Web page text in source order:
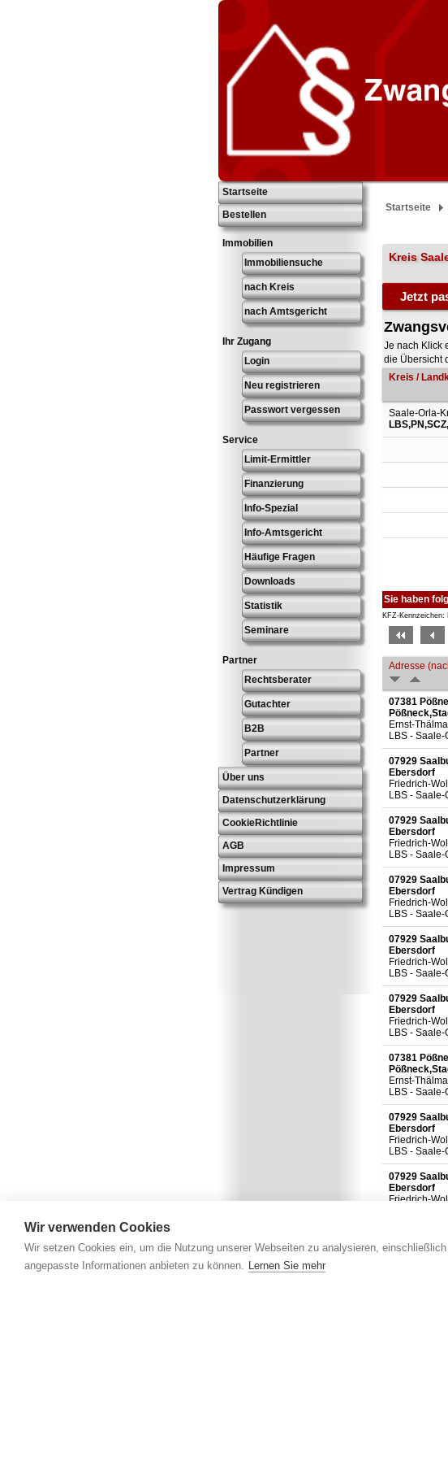
Wir verwenden Cookies
Wir setzen Cookies ein, um die Nutzung unserer Webseiten zu analysieren,
angepasste Informationen anbieten zu können. Lernen Sie mehr
Startseite
Bestellen
Immobilien
Immobiliensuche
nach Kreis
nach Amtsgericht
Ihr Zugang
Login
Neu registrieren
Passwort vergessen
Service
Limit-Ermittler
Finanzierung
Info-Spezial
Info-Amtsgericht
Häufige Fragen
Downloads
Statistik
Seminare
Partner
Rechtsberater
Gutachter
B2B
Partner
Über uns
Datenschutzerklärung
CookieRichtlinie
AGB
Impressum
Vertrag Kündigen
Startseite
Kreis
Je nach Klick
die Übersicht
Kreis /
Saale-Orla-
Sie haben
KFZ-Kennzeichen:
Adresse
07381
Ernst-
LBS -
07929
Ebersdorf
Friedrich-
LBS -
07929
Ebersdorf
Friedrich-
LBS -
07929
Ebersdorf
Friedrich-
LBS -
07929
Ebersdorf
Friedrich-
LBS -
07929
Ebersdorf
Friedrich-
LBS -
07381
Ernst-
LBS -
07929
Ebersdorf
Friedrich-
LBS -
07929
Ebersdorf
Friedrich-
Ebersdorf